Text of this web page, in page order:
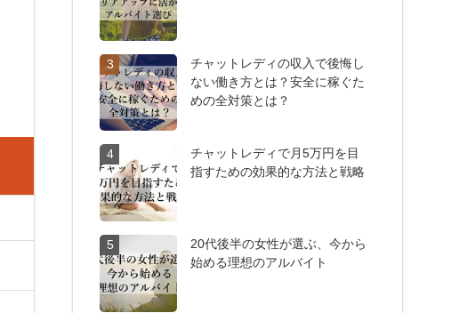
3
チャットレディの収入で後悔し
ない働き方とは？安全に稼ぐた
めの全対策とは？
4
チャットレディで月5万円を目
指すための効果的な方法と戦略
5
20代後半の女性が選ぶ、今から
始める理想のアルバイト